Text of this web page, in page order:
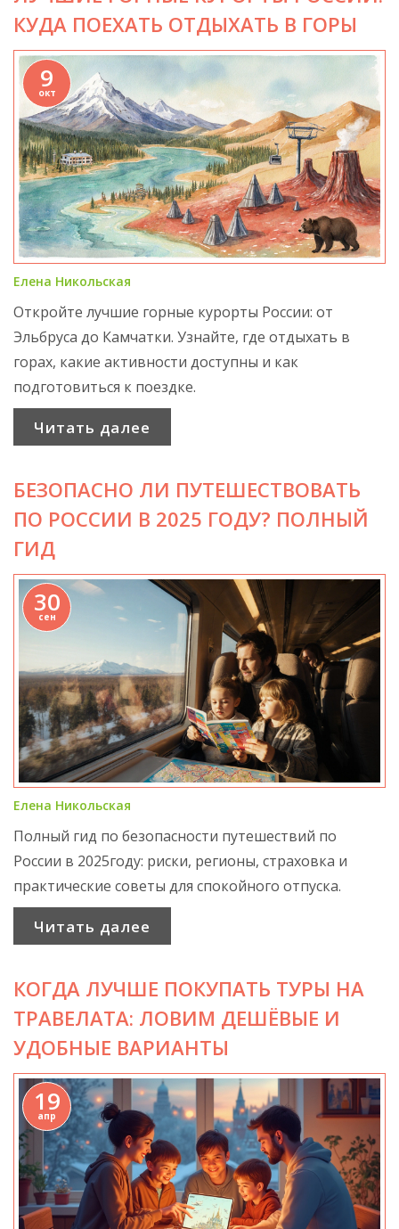
КУДА ПОЕХАТЬ ОТДЫХАТЬ В ГОРЫ
9
окт
Елена Никольская
Откройте лучшие горные курорты России: от
Эльбруса до Камчатки. Узнайте, где отдыхать в
горах, какие активности доступны и как
подготовиться к поездке.
Читать далее
БЕЗОПАСНО ЛИ ПУТЕШЕСТВОВАТЬ
ПО РОССИИ В 2025 ГОДУ? ПОЛНЫЙ
ГИД
30
сен
Елена Никольская
Полный гид по безопасности путешествий по
России в 2025году: риски, регионы, страховка и
практические советы для спокойного отпуска.
Читать далее
КОГДА ЛУЧШЕ ПОКУПАТЬ ТУРЫ НА
ТРАВЕЛАТА: ЛОВИМ ДЕШЁВЫЕ И
УДОБНЫЕ ВАРИАНТЫ
19
апр